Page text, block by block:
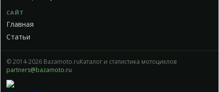
САЙТ
Главная
Статьи
© 2014-2026 Bazamoto.ruКаталог и статистика мотоциклов
partners@bazamoto.ru